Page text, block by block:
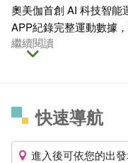
奧美伽首創 AI 科技智能
APP紀錄完整運動數據
繼續閱讀
快速導航
進入後可依您的出